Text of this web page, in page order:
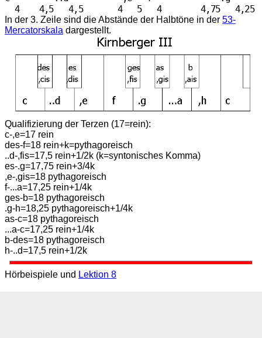
In der 3. Zeile sind die Abstände der Halbtöne in der 53-
Mercatorskala dargestellt.
Qualifizierung der Terzen (17=rein):
c-,e=17 rein
des-f=18 rein+k=pythagoreisch
..d-,fis=17,5 rein+1/2k (k=syntonisches Komma)
es-.g=17,75 rein+3/4k
,e-,gis=18 pythagoreisch
f-...a=17,25 rein+1/4k
ges-b=18 pythagoreisch
.g-h=18,25 pythagoreisch+1/4k
as-c=18 pythagoreisch
...a-c=17,25 rein+1/4k
b-des=18 pythagoreisch
h-..d=17,5 rein+1/2k
Hörbeispiele und Lektion 8